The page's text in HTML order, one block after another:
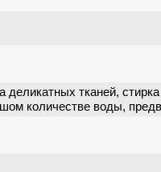
деликатных тканей,
количестве воды,